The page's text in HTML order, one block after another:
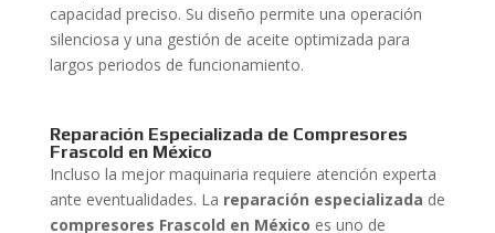
capacidad preciso. Su diseño permite una operación
silenciosa y una gestión de aceite optimizada para
largos periodos de funcionamiento.
Reparación Especializada de Compresores
Frascold en México
Incluso la mejor maquinaria requiere atención experta
ante eventualidades. La reparación especializada de
compresores Frascold en México es uno de